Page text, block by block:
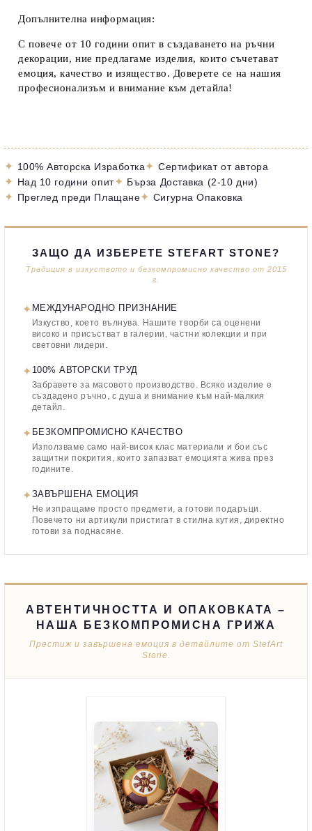
Допълнителна информация:
С повече от 10 години опит в създаването на ръчни
декорации, ние предлагаме изделия, които съчетават
емоция, качество и изящество. Доверете се на нашия
професионализъм и внимание към детайла!
✦ 100% Авторска Изработка✦ Сертификат от автора
✦ Над 10 години опит✦ Бърза Доставка (2-10 дни)
✦ Преглед преди Плащане✦ Сигурна Опаковка
ЗАЩО ДА ИЗБЕРЕТЕ STEFART STONE?
Традиция в изкуството и безкомпромисно качество от 2015
г.
✦ МЕЖДУНАРОДНО ПРИЗНАНИЕ
Изкуство, което вълнува. Нашите творби са оценени
високо и присъстват в галерии, частни колекции и при
световни лидери.
✦ 100% АВТОРСКИ ТРУД
Забравете за масовото производство. Всяко изделие е
създадено ръчно, с душа и внимание към най-малкия
детайл.
✦ БЕЗКОМПРОМИСНО КАЧЕСТВО
Използваме само най-висок клас материали и бои със
защитни покрития, които запазват емоцията жива през
годините.
✦ЗАВЪРШЕНА ЕМОЦИЯ
Не изпращаме просто предмети, а готови подаръци.
Повечето ни артикули пристигат в стилна кутия, директно
готови за поднасяне.
АВТЕНТИЧНОСТТА И ОПАКОВКАТА –
НАША БЕЗКОМПРОМИСНА ГРИЖА
Престиж и завършена емоция в детайлите от StefArt
Stone.